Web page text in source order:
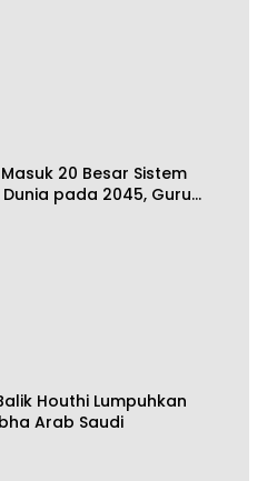
20 Besar Sistem
pada 2045, Guru
hingga 100 Persen
Houthi Lumpuhkan
Arab Saudi